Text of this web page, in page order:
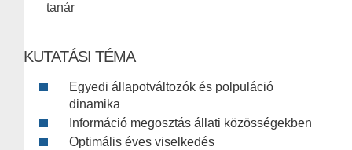
tanár
KUTATÁSI TÉMA
Egyedi állapotváltozók és polpuláció
dinamika
Információ megosztás állati közösségekben
Optimális éves viselkedés